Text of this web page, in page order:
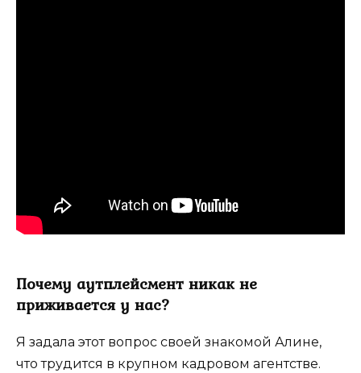
Почему аутплейсмент никак не
приживается у нас?
Я задала этот вопрос своей знакомой Алине,
что трудится в крупном кадровом агентстве.